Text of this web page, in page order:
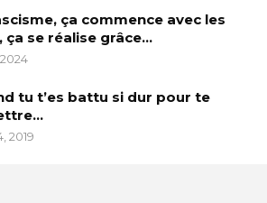
ça commence avec les
ça se réalise grâce…
tu t’es battu si dur pour te
2019